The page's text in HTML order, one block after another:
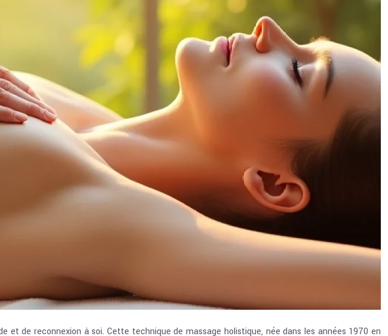
de reconnexion à soi. Cette technique de massage holistique, née dans les années 1970 en